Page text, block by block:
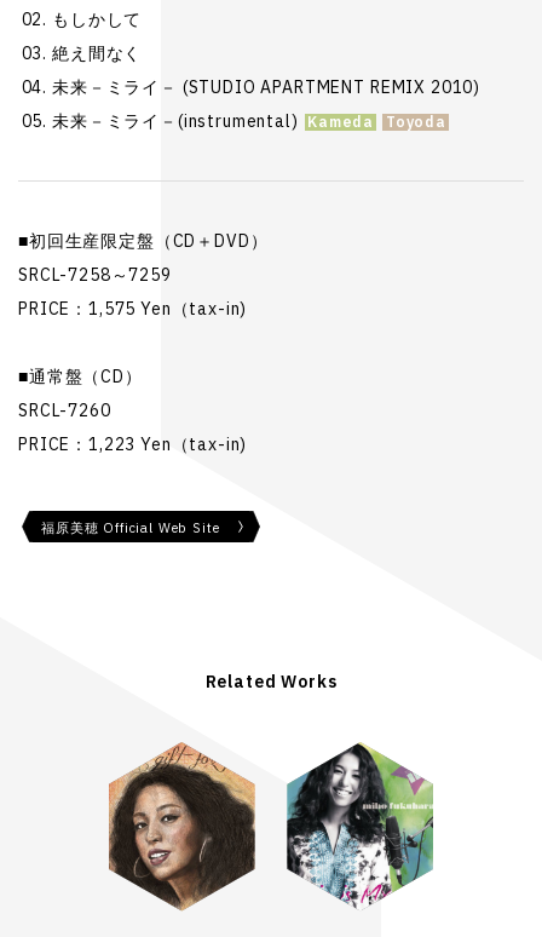
もしかして
絶え間なく
未来－ミライ－ (STUDIO APARTMENT REMIX 2010)
未来－ミライ－(instrumental)
■初回生産限定盤（CD＋DVD）
SRCL-7258～7259
PRICE：1,575 Yen（tax-in)
■通常盤（CD）
SRCL-7260
PRICE：1,223 Yen（tax-in)
福原美穂 Official Web Site
Related Works